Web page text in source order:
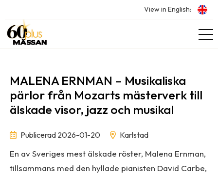
View in English:
MALENA ERNMAN – Musikaliska
pärlor från Mozarts mästerverk till
älskade visor, jazz och musikal
Publicerad 2026-01-20 Karlstad
En av Sveriges mest älskade röster, Malena Ernman,
tillsammans med den hyllade pianisten David Carbe,